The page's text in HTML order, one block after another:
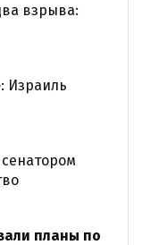
взрыва:
Израиль
планы по